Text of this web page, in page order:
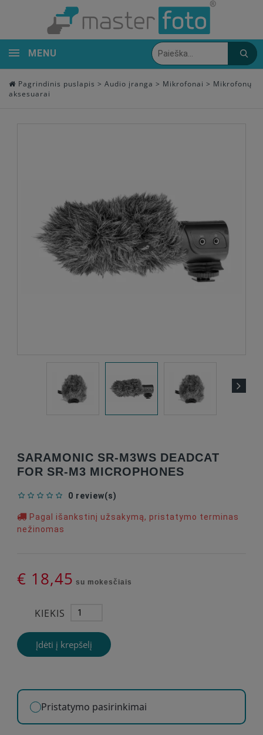
MENU
Pagrindinis puslapis > Audio įranga > Mikrofonai > Mikrofonų
aksesuarai
SARAMONIC SR-M3WS DEADCAT
FOR SR-M3 MICROPHONES
0 review(s)
Pagal išankstinį užsakymą, pristatymo terminas
nežinomas
€ 18,45 su mokesčiais
KIEKIS
Įdėti į krepšelį
Pristatymo pasirinkimai